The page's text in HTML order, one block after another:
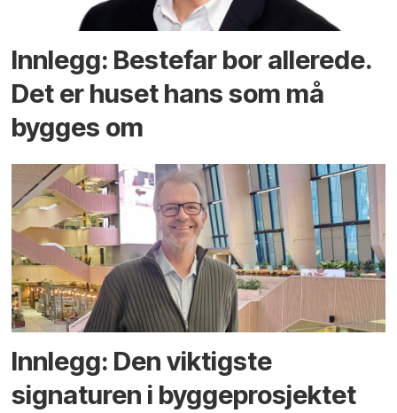
Innlegg: Bestefar bor allerede.
Det er huset hans som må
bygges om
Innlegg: Den viktigste
signaturen i bygge­­prosjektet